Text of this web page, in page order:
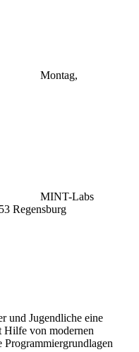
Montag,
MINT-Labs
Regensburg
und Jugendliche eine
von modernen